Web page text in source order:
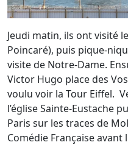
Jeudi matin, ils ont visité
Poincaré), puis pique-
visite de Notre-Dame.
Victor Hugo place des
voulu voir la Tour Eiffel.
l’église Sainte-Eustache
Paris sur les traces de
Comédie Française